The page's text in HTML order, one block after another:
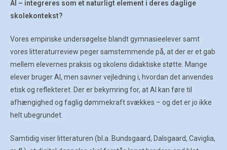
AI – integreres som et naturligt element i deres daglige
skolekontekst?
Vores empiriske undersøgelse blandt gymnasieelever samt
vores litteraturreview peger samstemmende på, at der er et gab
mellem elevernes praksis og skolens didaktiske støtte. Mange
elever bruger AI, men savner vejledning i, hvordan det anvendes
etisk og reflekteret. Der er bekymring for, at AI kan føre til
afhængighed og faglig dømmekraft svækkes – og det er jo ikke
helt ubegrundet.
Samtidig viser litteraturen (bl.a. Bundsgaard, Dalsgaard, Caviglia,